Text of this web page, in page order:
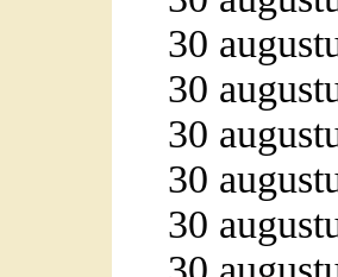
30
30
30
30
30